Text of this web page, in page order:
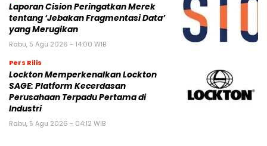
Laporan Cision Peringatkan Merek
tentang ‘Jebakan Fragmentasi Data’
yang Merugikan
Rabu, 5 Agu 2026 - 14:00 WIB
Pers Rilis
Lockton Memperkenalkan Lockton
SAGE: Platform Kecerdasan
Perusahaan Terpadu Pertama di
Industri
Rabu, 5 Agu 2026 - 04:12 WIB